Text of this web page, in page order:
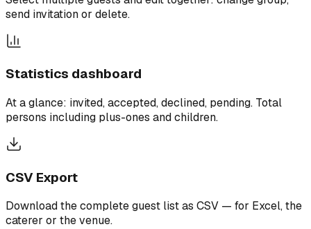
send invitation or delete.
Statistics dashboard
At a glance: invited, accepted, declined, pending. Total
persons including plus-ones and children.
CSV Export
Download the complete guest list as CSV — for Excel, the
caterer or the venue.